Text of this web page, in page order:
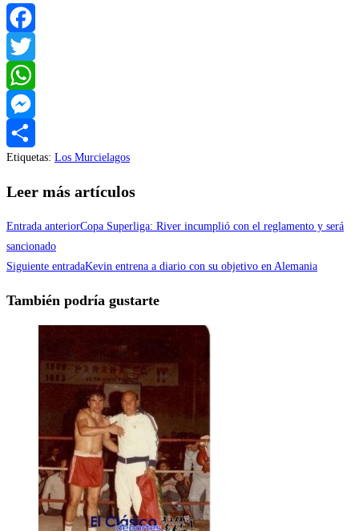
Facebook
Twitter
WhatsApp
Messenger
Compartir
Etiquetas: Los Murcielagos
Leer más artículos
Entrada anteriorCopa Superliga: River incumplió con el reglamento y será
sancionado
Siguiente entradaKevin entrena a diario con su objetivo en Alemania
También podría gustarte